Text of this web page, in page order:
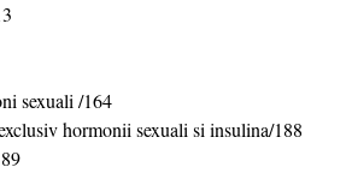
sexuali /164
hormonii sexuali si insulina/188